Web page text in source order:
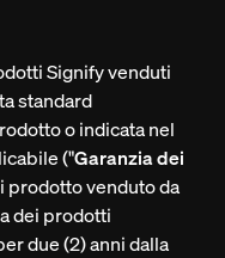
Signify venduti
standard
o indicata nel
("Garanzia dei
prodotto venduto da
dei prodotti
due (2) anni dalla